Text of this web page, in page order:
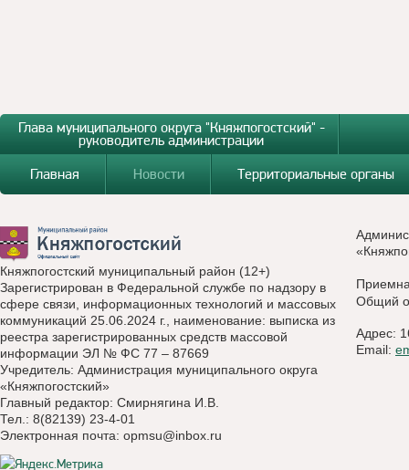
Глава муниципального округа "Княжпогостский" -
руководитель администрации
Главная
Новости Территориальные органы
Княжпогостский муниципальный район (12+)
Зарегистрирован в Федеральной службе по надзору в
сфере связи, информационных технологий и массовых
коммуникаций 25.06.2024 г., наименование: выписка из
реестра зарегистрированных средств массовой
информации ЭЛ № ФС 77 – 87669
Учредитель: Администрация муниципального округа
«Княжпогостский»
Главный редактор: Смирнягина И.В.
Тел.: 8(82139) 23-4-01
Электронная почта: opmsu@inbox.ru
Общий
Адрес:
Email: